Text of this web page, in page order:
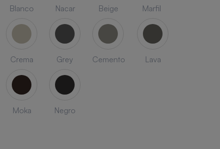
Blanco Nacar Beige Marfil
Crema Grey Cemento Lava
Moka Negro